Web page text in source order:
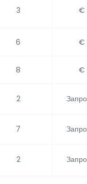
3 €
6 €
8 €
2
7
2